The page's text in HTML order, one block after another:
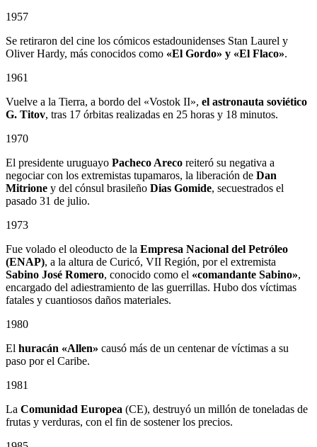
1957
Se retiraron del cine los cómicos estadounidenses Stan Laurel y
Oliver Hardy, más conocidos como «El Gordo» y «El Flaco».
1961
Vuelve a la Tierra, a bordo del «Vostok II», el astronauta soviético
G. Titov, tras 17 órbitas realizadas en 25 horas y 18 minutos.
1970
El presidente uruguayo Pacheco Areco reiteró su negativa a
negociar con los extremistas tupamaros, la liberación de Dan
Mitrione y del cónsul brasileño Dias Gomide, secuestrados el
pasado 31 de julio.
1973
Fue volado el oleoducto de la Empresa Nacional del Petróleo
(ENAP), a la altura de Curicó, VII Región, por el extremista
Sabino José Romero, conocido como el «comandante Sabino»,
encargado del adiestramiento de las guerrillas. Hubo dos víctimas
fatales y cuantiosos daños materiales.
1980
El huracán «Allen» causó más de un centenar de víctimas a su
paso por el Caribe.
1981
La Comunidad Europea (CE), destruyó un millón de toneladas de
frutas y verduras, con el fin de sostener los precios.